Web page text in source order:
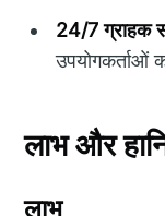
24/7 ग्राहक
उपयोगकर्ताओं
लाभ और
लाभ